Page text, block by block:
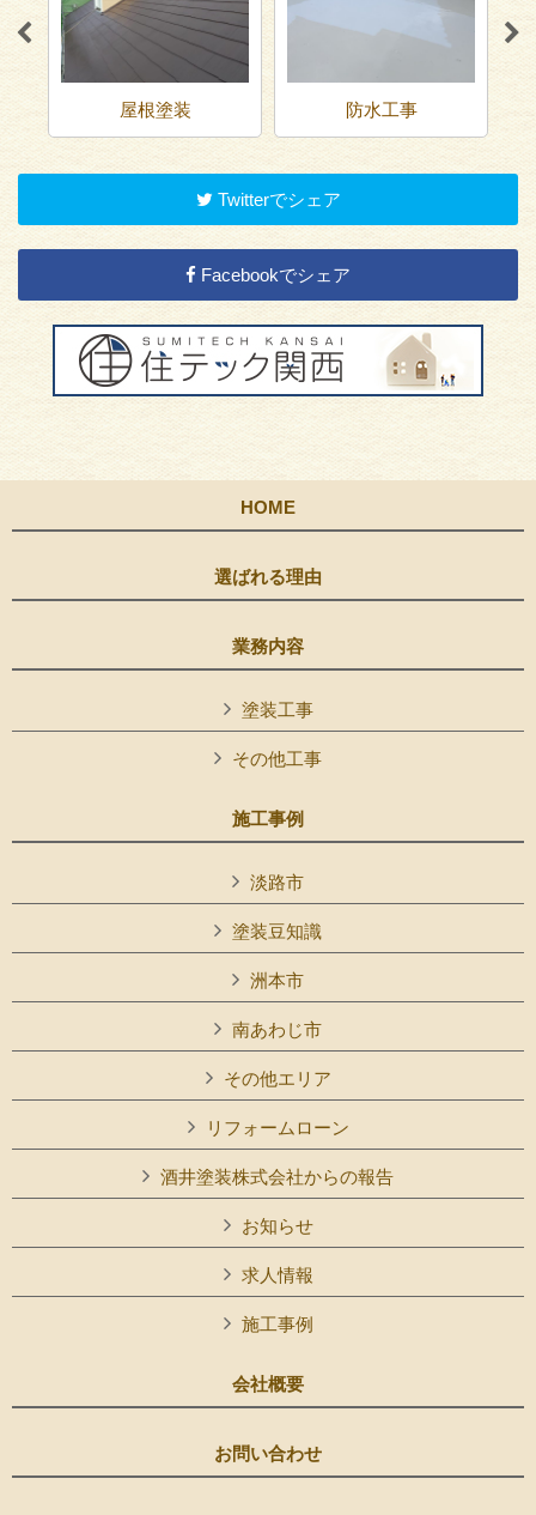
屋根塗装 防水工事
Twitterでシェア
Facebookでシェア
HOME
選ばれる理由
業務内容
塗装工事
その他工事
施工事例
淡路市
塗装豆知識
洲本市
南あわじ市
その他エリア
リフォームローン
酒井塗装株式会社からの報告
お知らせ
求人情報
施工事例
会社概要
お問い合わせ